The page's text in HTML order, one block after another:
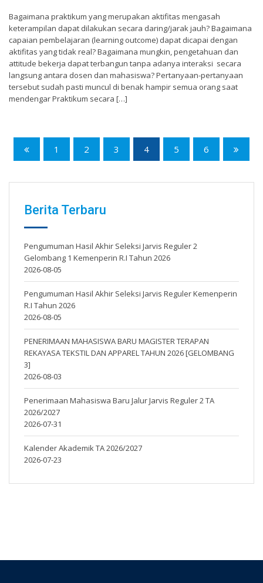
Bagaimana praktikum yang merupakan aktifitas mengasah
keterampilan dapat dilakukan secara daring/jarak jauh? Bagaimana
capaian pembelajaran (learning outcome) dapat dicapai dengan
aktifitas yang tidak real? Bagaimana mungkin, pengetahuan dan
attitude bekerja dapat terbangun tanpa adanya interaksi secara
langsung antara dosen dan mahasiswa? Pertanyaan-pertanyaan
tersebut sudah pasti muncul di benak hampir semua orang saat
mendengar Praktikum secara […]
1 2 3 4 5 6
Berita Terbaru
Pengumuman Hasil Akhir Seleksi Jarvis Reguler 2
Gelombang 1 Kemenperin R.I Tahun 2026
2026-08-05
Pengumuman Hasil Akhir Seleksi Jarvis Reguler Kemenperin
R.I Tahun 2026
2026-08-05
PENERIMAAN MAHASISWA BARU MAGISTER TERAPAN
REKAYASA TEKSTIL DAN APPAREL TAHUN 2026 [GELOMBANG
3]
2026-08-03
Penerimaan Mahasiswa Baru Jalur Jarvis Reguler 2 TA
2026/2027
2026-07-31
Kalender Akademik TA 2026/2027
2026-07-23